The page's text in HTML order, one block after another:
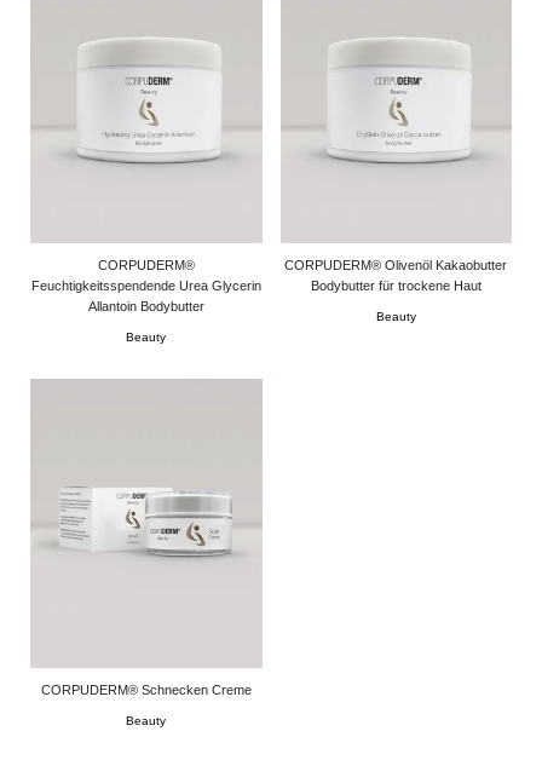
CORPUDERM®
Feuchtigkeitsspendende Urea Glycerin
Allantoin Bodybutter
Beauty
CORPUDERM® Olivenöl Kakaobutter
Bodybutter für trockene Haut
Beauty
CORPUDERM® Schnecken Creme
Beauty